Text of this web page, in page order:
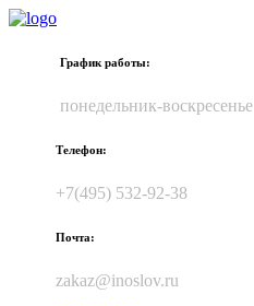
График работы:
понедельник-воскресенье
Телефон:
+7(495) 532-92-38
Почта:
zakaz@inoslov.ru